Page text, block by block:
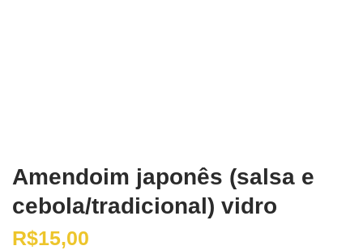
Amendoim japonês (salsa e
cebola/tradicional) vidro
R$15,00